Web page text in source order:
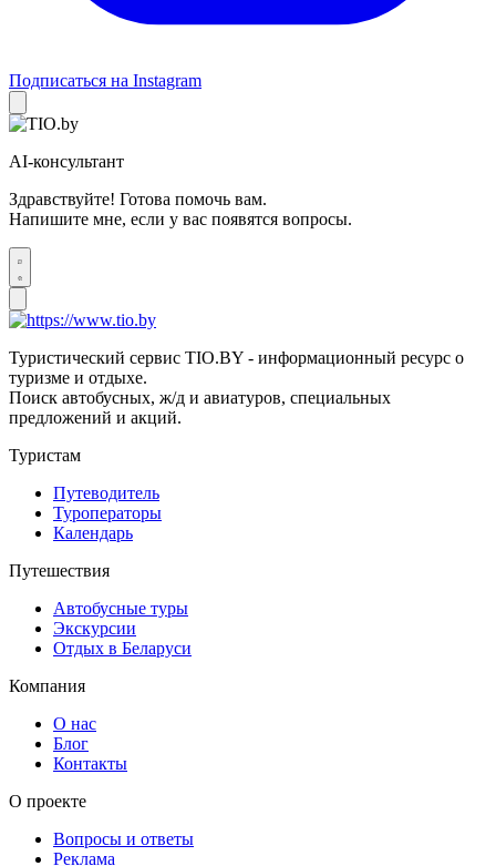
Подписаться на Instagram
AI-консультант
Здравствуйте! Готова помочь вам.
Напишите мне, если у вас появятся вопросы.
Туристический сервис TIO.BY - информационный ресурс о
туризме и отдыхе.
Поиск автобусных, ж/д и авиатуров, специальных
предложений и акций.
Туристам
Путеводитель
Туроператоры
Календарь
Путешествия
Автобусные туры
Экскурсии
Отдых в Беларуси
Компания
О нас
Блог
Контакты
О проекте
Вопросы и ответы
Реклама